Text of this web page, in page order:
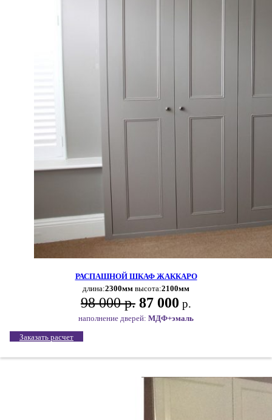
РАСПАШНОЙ ШКАФ ЖАККАРО
длина:2300мм высота:2100мм
98 000 р. 87 000 р.
наполнение дверей: МДФ+эмаль
Заказать расчет